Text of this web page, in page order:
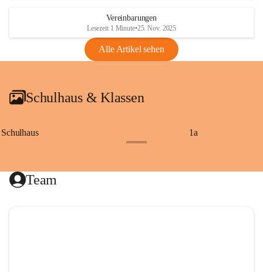
Vereinbarungen
Lesezeit 1 Minute•25. Nov. 2025
Alle Artikel sehen
Schulhaus & Klassen
Schulhaus 1a
Team